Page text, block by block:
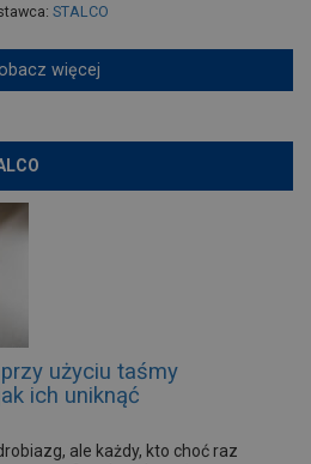
STALCO
więcej
użyciu taśmy
ich uniknąć
ale każdy, kto choć raz